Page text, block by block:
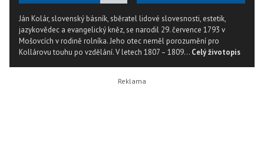
Ján Kolár, slovenský básník, sběratel lidové slovesnosti, estetik,
jazykovědec a evangelický kněz, se narodil 29. července 1793 v
Mošovcích v rodině rolníka. Jeho otec neměl porozumění pro
Kollárovu touhu po vzdělání. V letech 1807 – 1809... Celý životopis